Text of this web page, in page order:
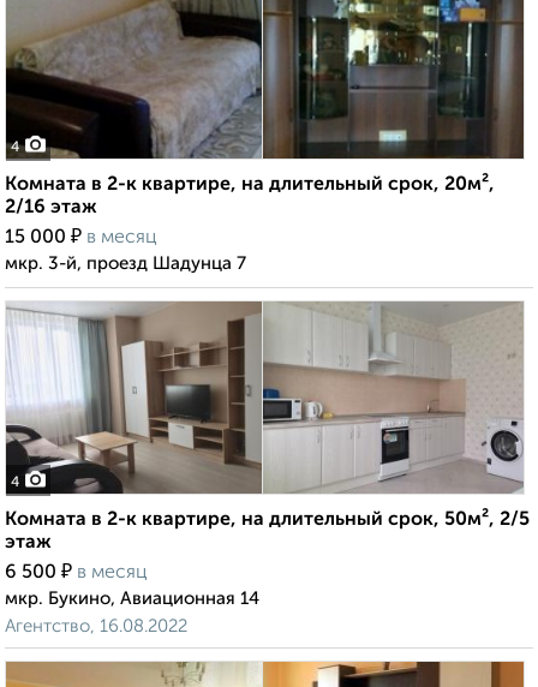
4
Комната в 2-к квартире, на длительный срок, 20м²,
2/16 этаж
15 000 ₽ в месяц
мкр. 3-й, проезд Шадунца 7
4
Комната в 2-к квартире, на длительный срок, 50м², 2/5
этаж
6 500 ₽ в месяц
мкр. Букино, Авиационная 14
Агентство, 16.08.2022